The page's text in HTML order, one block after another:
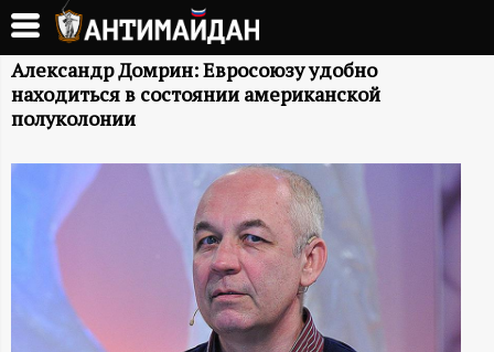
Перейти
основному
содержанию
А
Н
Т
Александр Домрин: Евросоюзу удобно
находиться в состоянии американской
полуколонии